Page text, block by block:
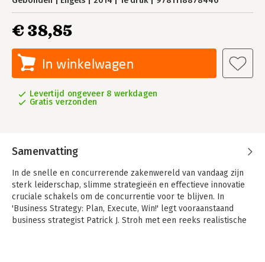
€ 38,85
In winkelwagen
Levertijd ongeveer 8 werkdagen
Gratis verzonden
Samenvatting
In de snelle en concurrerende zakenwereld van vandaag zijn
sterk leiderschap, slimme strategieën en effectieve innovatie
cruciale schakels om de concurrentie voor te blijven. In
'Business Strategy: Plan, Execute, Win!' legt vooraanstaand
business strategist Patrick J. Stroh met een reeks realistische